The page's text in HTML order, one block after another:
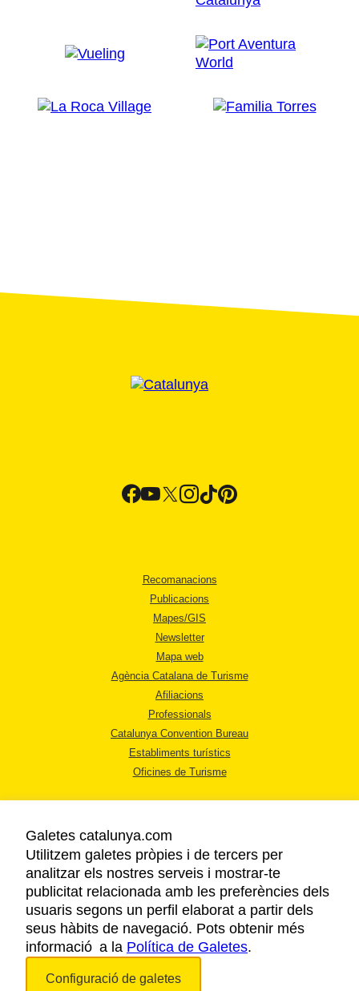
Recomanacions
Publicacions
Mapes/GIS
Newsletter
Mapa web
Agència Catalana de Turisme
Afiliacions
Professionals
Catalunya Convention Bureau
Establiments turístics
Oficines de Turisme
AVÍS LEGAL
POLÍTICA DE PRIVACITAT
COOKIES
ACCESSIBILITAT
Galetes catalunya.com
Utilitzem galetes pròpies i de tercers per
analitzar els nostres serveis i mostrar-te
publicitat relacionada amb les preferències dels
usuaris segons un perfil elaborat a partir dels
seus hàbits de navegació. Pots obtenir més
informació a la Política de Galetes.
Configuració de galetes